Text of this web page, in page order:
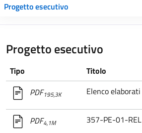
Progetto esecutivo
Progetto esecutivo
Tipo Titolo
PDF195,3K Elenco elaborati
PDF4,1M 357-PE-01-REL